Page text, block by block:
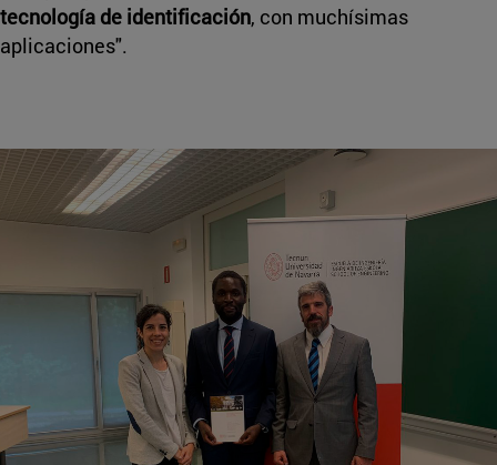
tecnología de identificación, con muchísimas
aplicaciones".